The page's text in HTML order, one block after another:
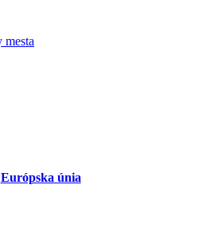
Európska únia